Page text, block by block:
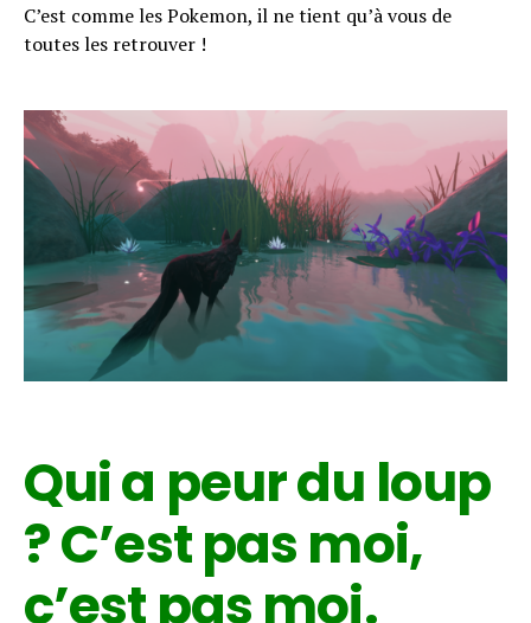
C’est comme les Pokemon, il ne tient qu’à vous de
toutes les retrouver !
Qui a peur du loup
? C’est pas moi,
c’est pas moi.